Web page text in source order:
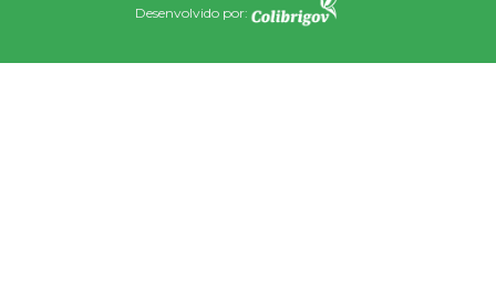
Desenvolvido por: